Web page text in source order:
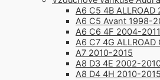
A6 C5 4B
A6 C5 Avant 1998-
A6 C6 4F 2004-2011
A6 C7 4G
A7 2010-2015
A8 D3 4E 2002-
A8 D4 4H 2010-2015